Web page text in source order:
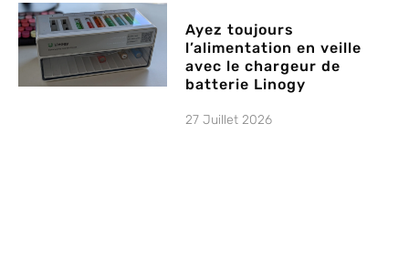
Ayez toujours
l’alimentation en veille
avec le chargeur de
batterie Linogy
27 Juillet 2026